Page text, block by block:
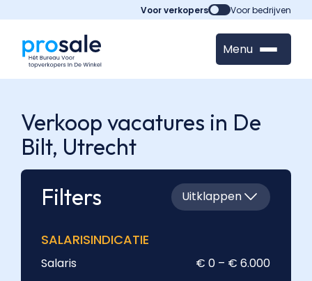
Voor verkopers Voor bedrijven
Menu
Verkoop vacatures in De
Bilt, Utrecht
Filters
Uitklappen
SALARISINDICATIE
Salaris € 0 – € 6.000